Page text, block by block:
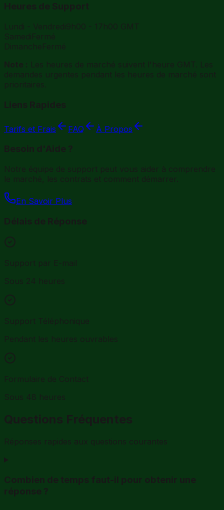
Heures de Support
Lundi - Vendredi9h00 - 17h00 GMT
SamediFermé
DimancheFermé
Note : Les heures de marché suivent l'heure GMT. Les
demandes urgentes pendant les heures de marché sont
prioritaires.
Liens Rapides
Tarifs et Frais FAQ À Propos
Besoin d'Aide ?
Notre équipe de support peut vous aider à comprendre
le marché, les contrats et comment démarrer.
En Savoir Plus
Délais de Réponse
Support par E-mail
Sous 24 heures
Support Téléphonique
Pendant les heures ouvrables
Formulaire de Contact
Sous 48 heures
Questions Fréquentes
Réponses rapides aux questions courantes
Combien de temps faut-il pour obtenir une
réponse ?